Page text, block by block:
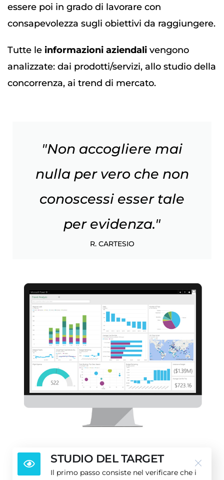
essere poi in grado di lavorare con
consapevolezza sugli obiettivi da raggiungere.
Tutte le informazioni aziendali vengono
analizzate: dai prodotti/servizi, allo studio della
concorrenza, ai trend di mercato.
"Non accogliere mai
nulla per vero che non
conoscessi esser tale
per evidenza."
R. CARTESIO
STUDIO DEL TARGET
Il primo passo consiste nel verificare che i